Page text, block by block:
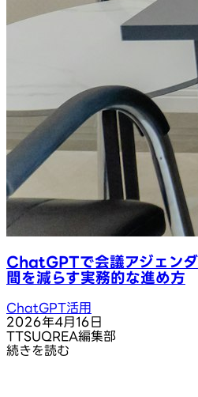
ChatGPTで会議アジェン
間を減らす実務的な進め方
ChatGPT活用
2026年4月16日
TTSUQREA編集部
続きを読む